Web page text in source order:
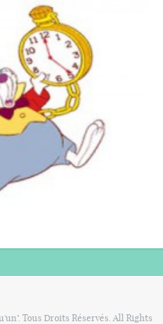
Tous Droits Réservés. All Rights